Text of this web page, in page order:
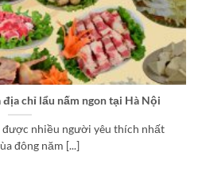
địa chỉ lẩu nấm ngon tại Hà Nội
nhiều người yêu thích nhất
đông năm [...]